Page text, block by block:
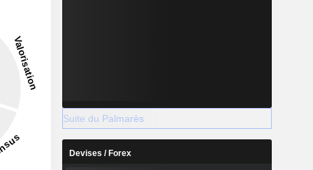
Suite du Palmarès
Devises / Forex